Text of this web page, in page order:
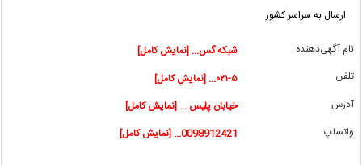
ارسال به سراسر کشور
نام آگهی‌دهنده
شبکه گس... [نمایش کامل]
تلفن
۰۲۱-۵... [نمایش کامل]
آدرس
خیابان پلیس ... [نمایش کامل]
واتساپ
0098912421... [نمایش کامل]